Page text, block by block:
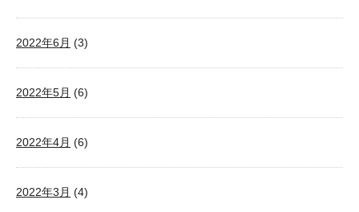
2022年6月 (3)
2022年5月 (6)
2022年4月 (6)
2022年3月 (4)